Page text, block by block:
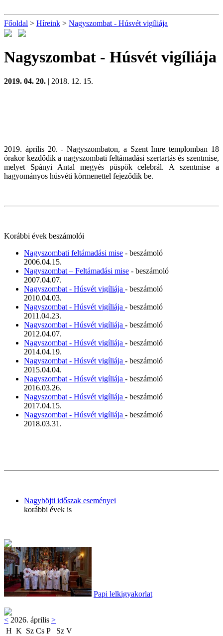
Főoldal > Híreink > Nagyszombat - Húsvét vigíliája
Nagyszombat - Húsvét vigíliája
2019. 04. 20. | 2018. 12. 15.
2019. április 20. - Nagyszombaton, a Szent Imre templomban 18
órakor kezdődik a nagyszombati feltámadási szertartás és szentmise,
melyet Spányi Antal megyés püspök celebrál. A szentmise a
hagyományos húsvéti körmenettel fejeződik be.
Korábbi évek beszámolói
Nagyszombati feltámadási mise - beszámoló
2006.04.15.
Nagyszombat – Feltámadási mise - beszámoló
2007.04.07.
Nagyszombat - Húsvét vigíliája - beszámoló
2010.04.03.
Nagyszombat - Húsvét vigíliája - beszámoló
2011.04.23.
Nagyszombat - Húsvét vigíliája - beszámoló
2012.04.07.
Nagyszombat - Húsvét vigíliája - beszámoló
2014.04.19.
Nagyszombat - Húsvét vigíliája - beszámoló
2015.04.04.
Nagyszombat - Húsvét vigíliája - beszámoló
2016.03.26.
Nagyszombat - Húsvét vigíliája - beszámoló
2017.04.15.
Nagyszombat - Húsvét vigíliája - beszámoló
2018.03.31.
Nagyböjti időszak eseményei
korábbi évek is
Papi lelkigyakorlat
< 2026. április >
H K Sz Cs P Sz V